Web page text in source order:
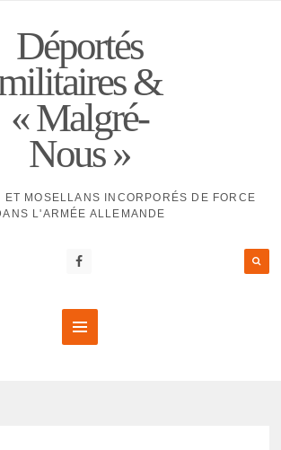
Déportés
&
« Malgré-
Nous »
ET MOSELLANS INCORPORÉS DE FORCE
L'ARMÉE ALLEMANDE